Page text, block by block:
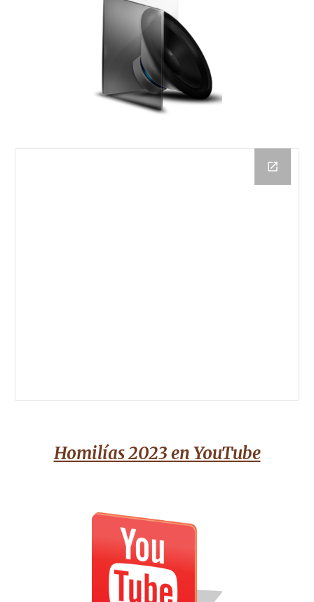
Homilías 2023 en YouTube